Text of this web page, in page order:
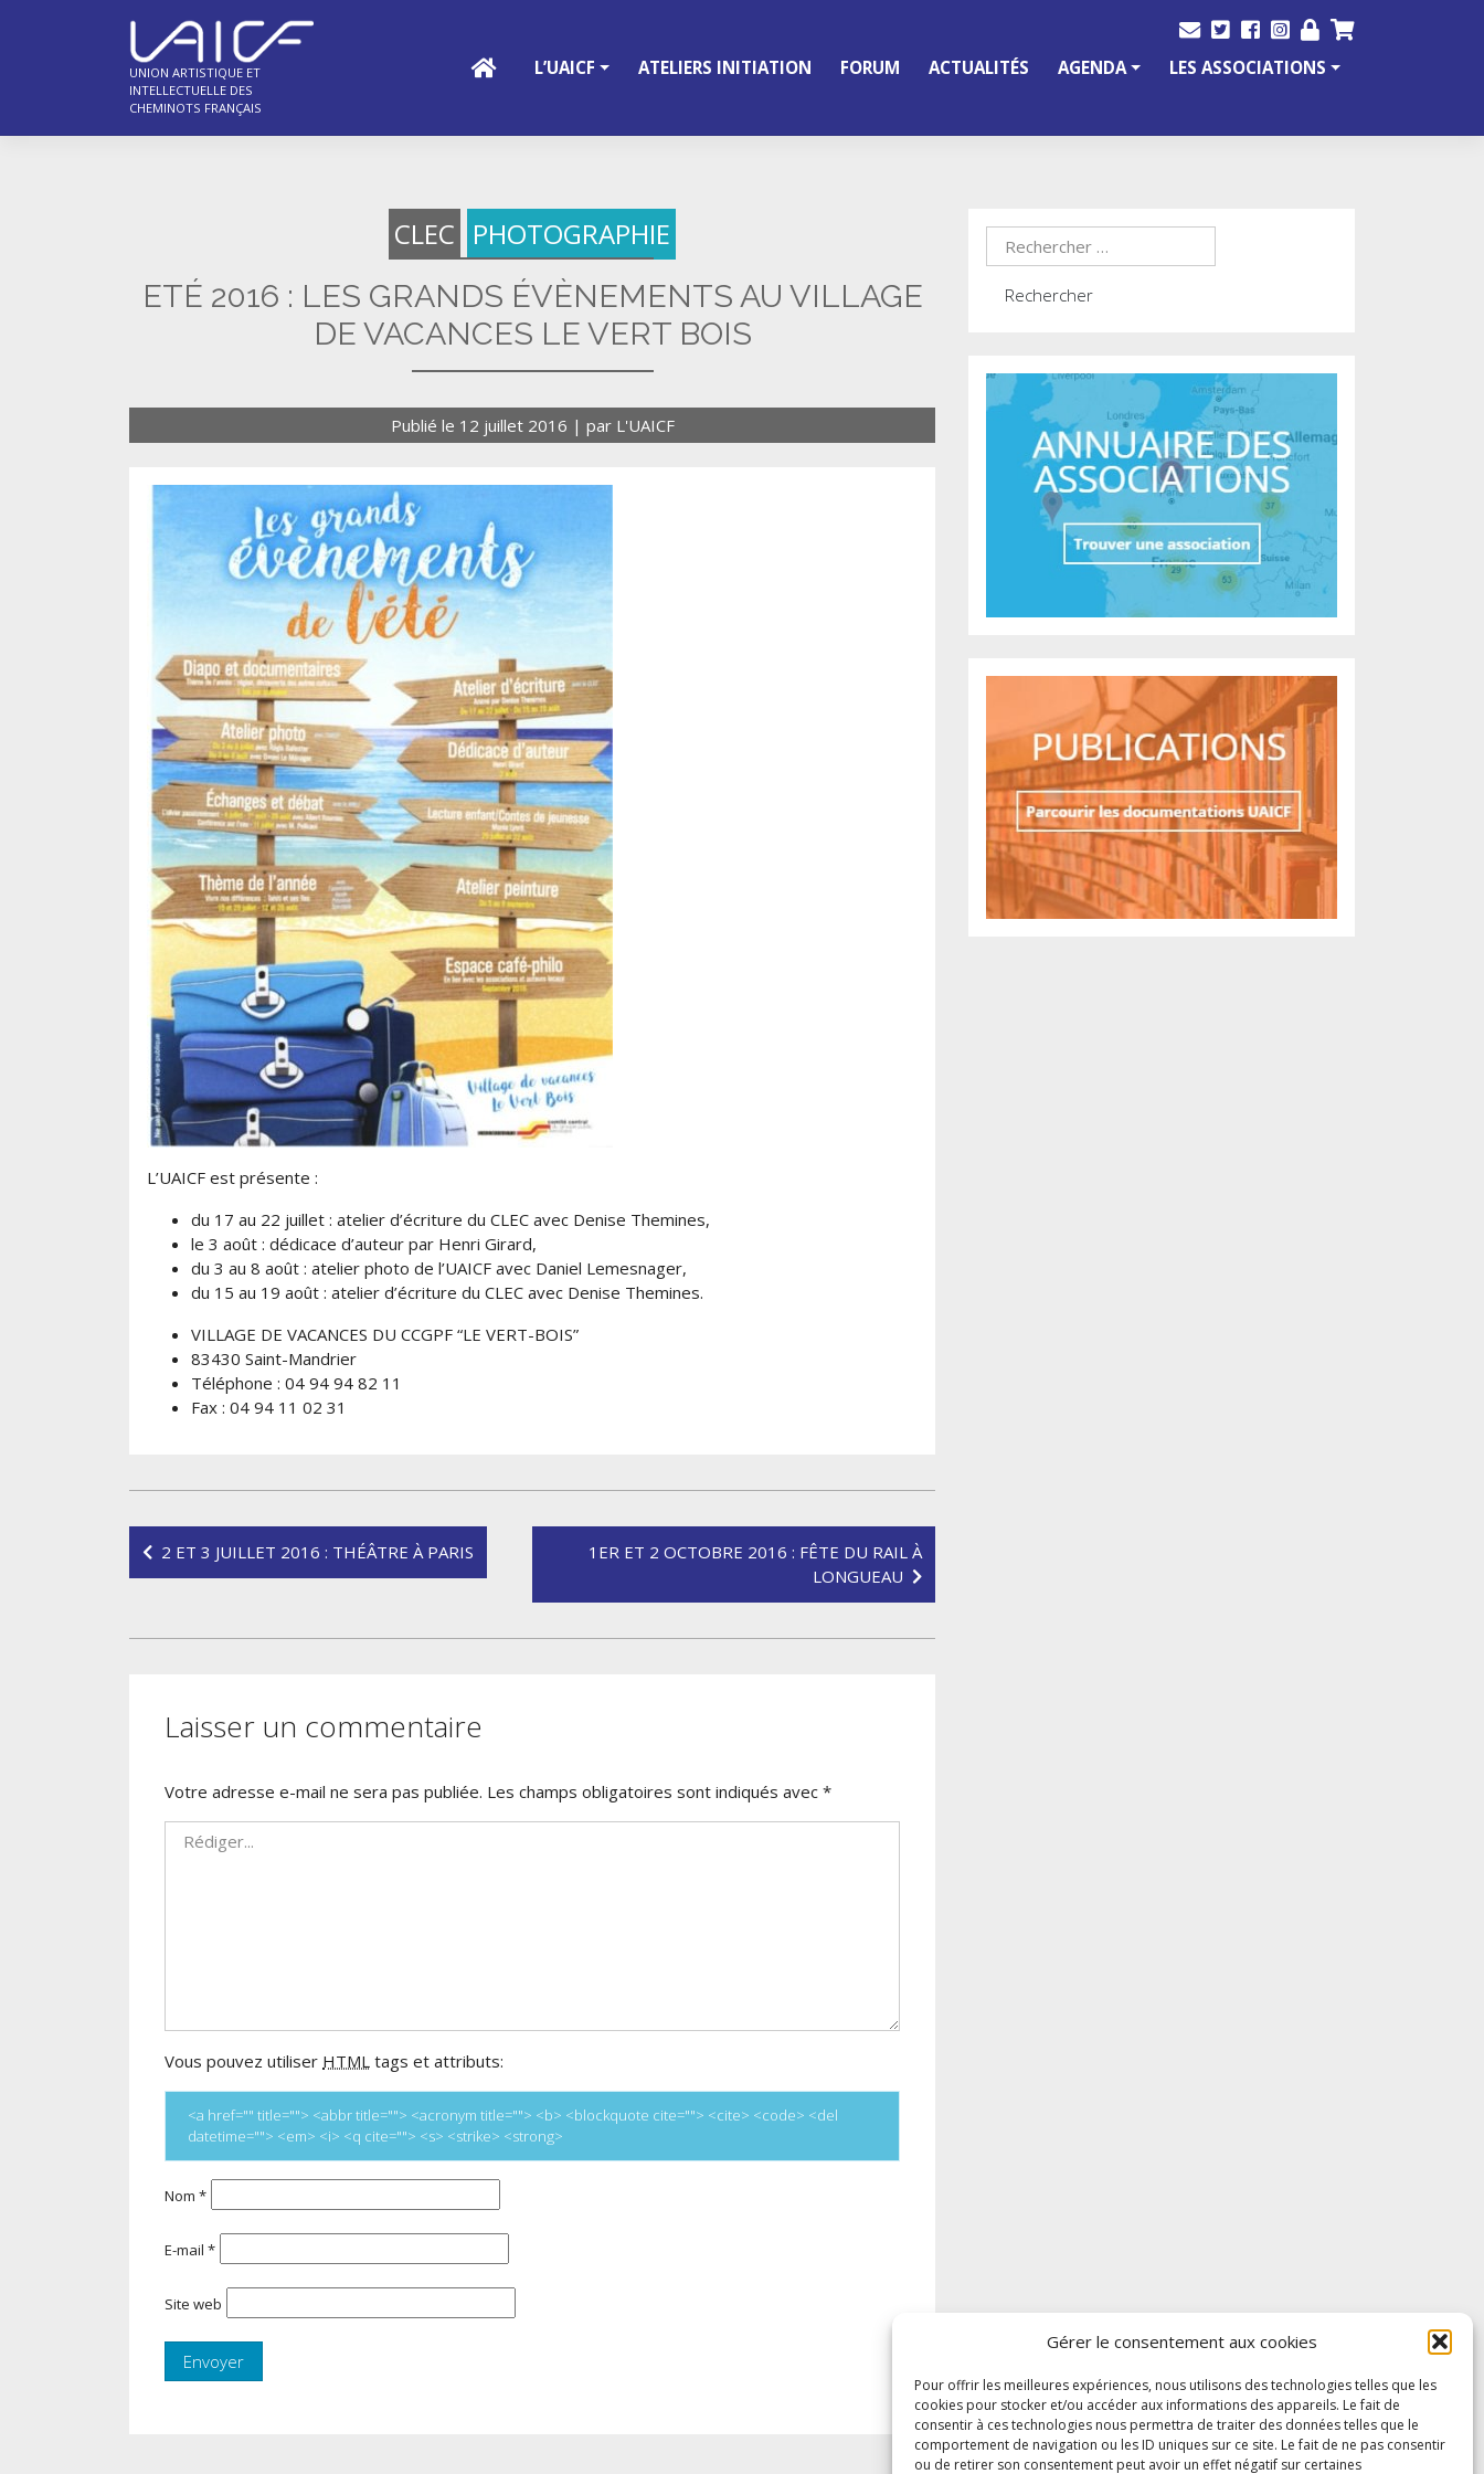
Gérer le consentement aux cookies
Pour offrir les meilleures expériences, nous utilisons des technologies telles que les
cookies pour stocker et/ou accéder aux informations des appareils. Le fait de
consentir à ces technologies nous permettra de traiter des données telles que le
comportement de navigation ou les ID uniques sur ce site. Le fait de ne pas consentir
ou de retirer son consentement peut avoir un effet négatif sur certaines
UNION ARTISTIQUE ET
INTELLECTUELLE DES
CHEMINOTS FRANÇAIS
L’UAICF ATELIERS INITIATION FORUM ACTUALITÉS AGENDA LES ASSOCIATIONS
CLEC PHOTOGRAPHIE
ETÉ 2016 : LES GRANDS ÉVÈNEMENTS AU VILLAGE
DE VACANCES LE VERT BOIS
Publié le 12 juillet 2016 | par L'UAICF
L’UAICF est présente :
du 17 au 22 juillet : atelier d’écriture du CLEC avec Denise Themines,
le 3 août : dédicace d’auteur par Henri Girard,
du 3 au 8 août : atelier photo de l’UAICF avec Daniel Lemesnager,
du 15 au 19 août : atelier d’écriture du CLEC avec Denise Themines.
VILLAGE DE VACANCES DU CCGPF “LE VERT-BOIS”
83430 Saint-Mandrier
Téléphone : 04 94 94 82 11
Fax : 04 94 11 02 31
Navigation
de
2 ET 3 JUILLET 2016 : THÉÂTRE À PARIS
1ER ET 2 OCTOBRE 2016 : FÊTE DU RAIL À
LONGUEAU
Laisser un commentaire
Votre adresse e-mail ne sera pas publiée. Les champs obligatoires sont indiqués avec *
Vous pouvez utiliser HTML tags et attributs:
<a href="" title=""> <abbr title=""> <acronym title=""> <b> <blockquote cite=""> <cite> <code> <del
datetime=""> <em> <i> <q cite=""> <s> <strike> <strong>
Nom *
E-mail *
Site web